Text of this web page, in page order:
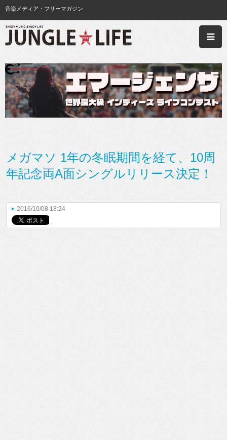
音楽メディア・フリーマガジン
メガマソ 1年の冬眠期間を経て、10周
年記念両A面シングルリリース決定！
2016/10/08 18:24